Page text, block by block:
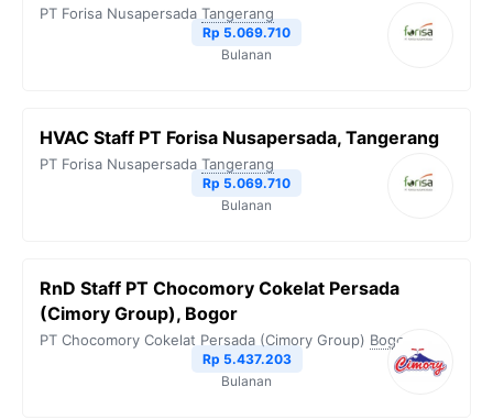
PT Forisa Nusapersada Tangerang
Rp 5.069.710
Bulanan
HVAC Staff PT Forisa Nusapersada, Tangerang
PT Forisa Nusapersada Tangerang
Rp 5.069.710
Bulanan
RnD Staff PT Chocomory Cokelat Persada
(Cimory Group), Bogor
PT Chocomory Cokelat Persada (Cimory Group) Bogor
Rp 5.437.203
Bulanan